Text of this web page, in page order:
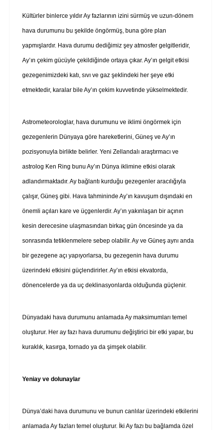
Kültürler binlerce yıldır Ay fazlarının izini sürmüş ve uzun-dönem
hava durumunu bu şekilde öngörmüş, buna göre plan
yapmışlardır. Hava durumu dediğimiz şey atmosfer gelgitleridir,
Ay’ın çekim gücüyle çekildiğinde ortaya çıkar. Ay’ın gelgit etkisi
gezegenimizdeki katı, sıvı ve gaz şeklindeki her şeye etki
etmektedir, karalar bile Ay’ın çekim kuvvetinde yükselmektedir.
Astrometeorologlar, hava durumunu ve iklimi öngörmek için
gezegenlerin Dünyaya göre hareketlerini, Güneş ve Ay’ın
pozisyonuyla birlikte belirler. Yeni Zellandalı araştırmacı ve
astrolog Ken Ring bunu Ay’ın Dünya iklimine etkisi olarak
adlandırmaktadır. Ay bağlantı kurduğu gezegenler aracılığıyla
çalışır, Güneş gibi. Hava tahmininde Ay’ın kavuşum dışındaki en
önemli açıları kare ve üçgenlerdir. Ay’ın yakınlaşan bir açının
kesin derecesine ulaşmasından birkaç gün öncesinde ya da
sonrasında tetiklenmelere sebep olabilir. Ay ve Güneş aynı anda
bir gezegene açı yapıyorlarsa, bu gezegenin hava durumu
üzerindeki etkisini güçlendirirler. Ay’ın etkisi ekvatorda,
dönencelerde ya da uç deklinasyonlarda olduğunda güçlenir.
Dünyadaki hava durumunu anlamada Ay maksimumları temel
oluşturur. Her ay fazı hava durumunu değiştirici bir etki yapar, bu
kuraklık, kasırga, tornado ya da şimşek olabilir.
Yeniay ve dolunaylar
Dünya’daki hava durumunu ve bunun canlılar üzerindeki etkilerini
anlamada Ay fazları temel oluşturur. İki Ay fazı bu bağlamda özel